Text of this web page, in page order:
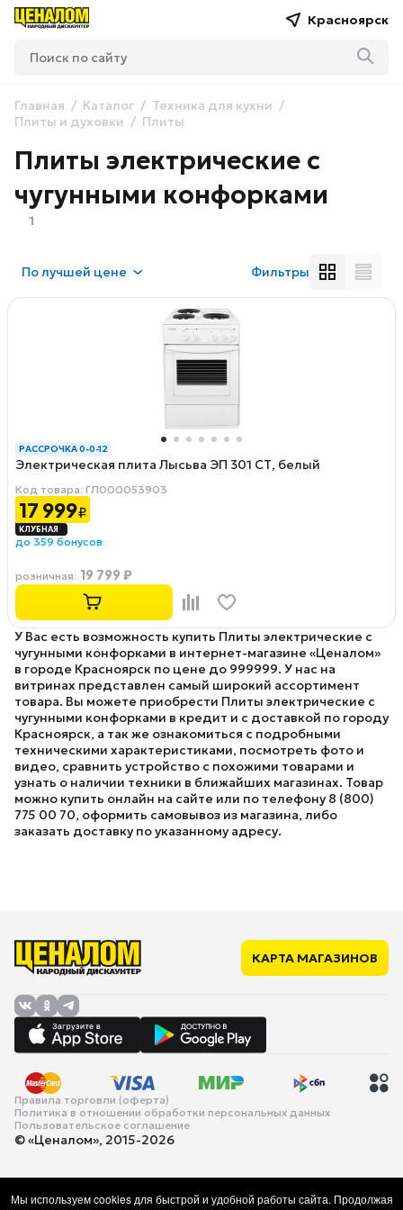
Красноярск
Главная Каталог
Техника для кухни
Плиты и духовки
Плиты
Плиты электрические с
чугунными конфорками
1
Получшей цене Фильтры
РАССРОЧКА 0-0-12
Электрическая плита Лысьва ЭП 301 СТ, белый
Код товара: ГЛ000053903
17 999₽
до 359 бонусов
розничная: 19 799 ₽
У Вас есть возможность купить Плиты электрические с
чугунными конфорками в интернет-магазине «Ценалом»
в городе Красноярск по цене до 999999. У нас на
витринах представлен самый широкий ассортимент
товара. Вы можете приобрести Плиты электрические с
чугунными конфорками в кредит и с доставкой по городу
Красноярск, а так же ознакомиться с подробными
техническими характеристиками, посмотреть фото и
видео, сравнить устройство с похожими товарами и
узнать о наличии техники в ближайших магазинах. Товар
можно купить онлайн на сайте или по телефону 8 (800)
775 00 70, оформить самовывоз из магазина, либо
заказать доставку по указанному адресу.
КАРТА МАГАЗИНОВ
Правила торговли (оферта)
Политика в отношении обработки персональных данных
Пользовательское соглашение
© «Ценалом», 2015-2026
Мы используем cookies для быстрой и удобной работы сайта. Продолжая